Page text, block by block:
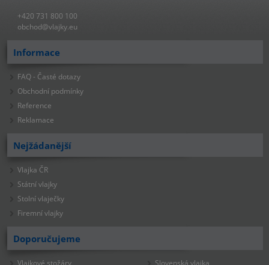
+420 731 800 100
obchod@vlajky.eu
Informace
FAQ - Časté dotazy
Obchodní podmínky
Reference
Reklamace
Nejžádanější
Vlajka ČR
Státní vlajky
Stolní vlaječky
Firemní vlajky
Doporučujeme
Vlajkové stožáry Slovenská vlajka